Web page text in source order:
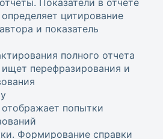
Показатели в отчете
цитирование
и показатель
полного отчета
ищет перефразирования и
отображает попытки
Формирование справки